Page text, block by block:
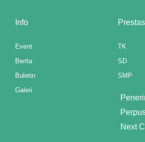
panel
Info
Event
Berita
Buletin
Galeri
TK
SD
SMP
Next